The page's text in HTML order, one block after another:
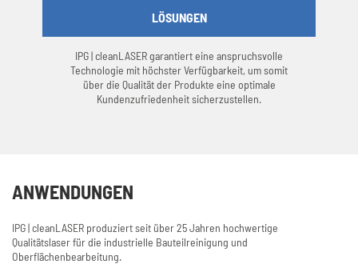
LÖSUNGEN
IPG | cleanLASER garantiert eine anspruchsvolle
Technologie mit höchster Verfügbarkeit, um somit
über die Qualität der Produkte eine optimale
Kundenzufriedenheit sicherzustellen.
ANWENDUNGEN
IPG | cleanLASER produziert seit über 25 Jahren hochwertige
Qualitätslaser für die industrielle Bauteilreinigung und
Oberflächenbearbeitung.